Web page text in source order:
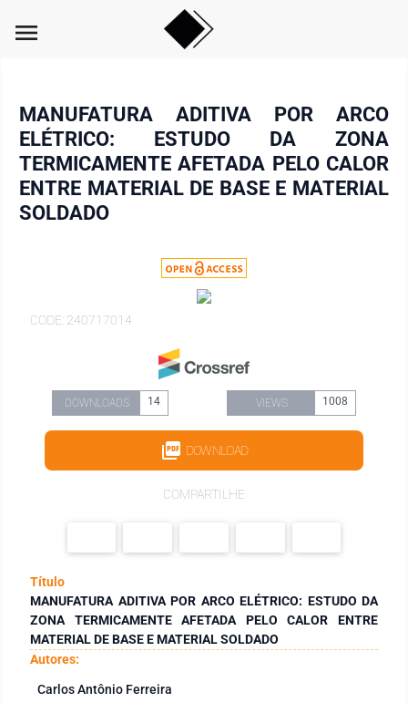
menu
MANUFATURA ADITIVA POR ARCO
ELÉTRICO: ESTUDO DA ZONA
TERMICAMENTE AFETADA PELO CALOR
ENTRE MATERIAL DE BASE E MATERIAL
SOLDADO
CODE: 240717014
DOWNLOADS 14 VIEWS 1008
DOWNLOAD
COMPARTILHE
Título
MANUFATURA ADITIVA POR ARCO ELÉTRICO: ESTUDO DA
ZONA TERMICAMENTE AFETADA PELO CALOR ENTRE
MATERIAL DE BASE E MATERIAL SOLDADO
Autores:
Carlos Antônio Ferreira